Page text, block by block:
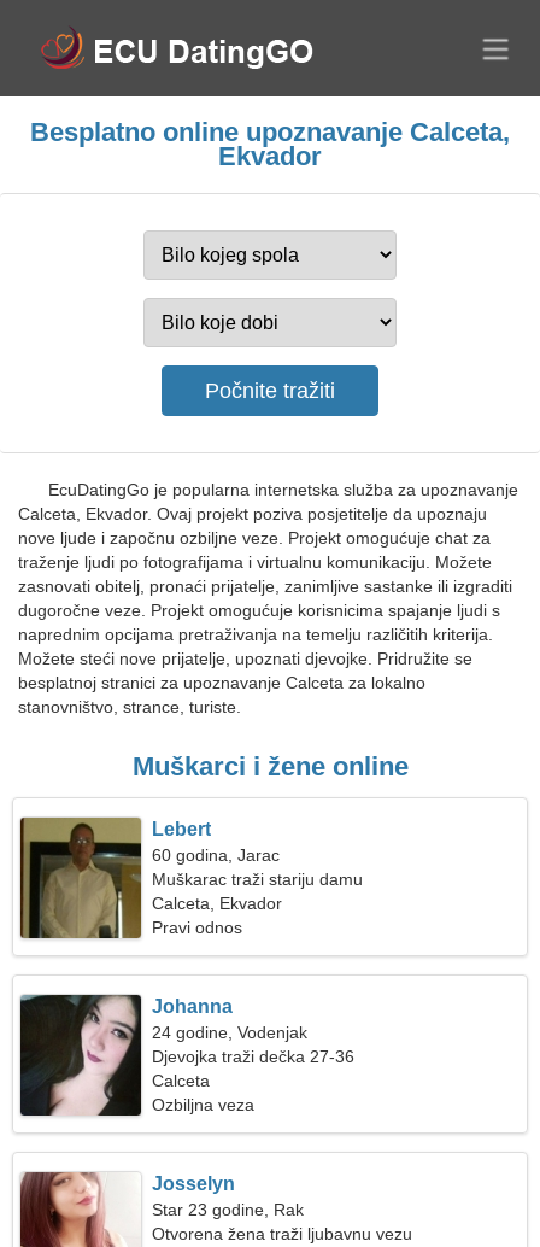
Besplatno online upoznavanje Calceta,
Ekvador
EcuDatingGo je popularna internetska služba za upoznavanje
Calceta, Ekvador. Ovaj projekt poziva posjetitelje da upoznaju
nove ljude i započnu ozbiljne veze. Projekt omogućuje chat za
traženje ljudi po fotografijama i virtualnu komunikaciju. Možete
zasnovati obitelj, pronaći prijatelje, zanimljive sastanke ili izgraditi
dugoročne veze. Projekt omogućuje korisnicima spajanje ljudi s
naprednim opcijama pretraživanja na temelju različitih kriterija.
Možete steći nove prijatelje, upoznati djevojke. Pridružite se
besplatnoj stranici za upoznavanje Calceta za lokalno
stanovništvo, strance, turiste.
Muškarci i žene online
Lebert
60 godina, Jarac
Muškarac traži stariju damu
Calceta, Ekvador
Pravi odnos
Johanna
24 godine, Vodenjak
Djevojka traži dečka 27-36
Calceta
Ozbiljna veza
Josselyn
Star 23 godine, Rak
Otvorena žena traži ljubavnu vezu